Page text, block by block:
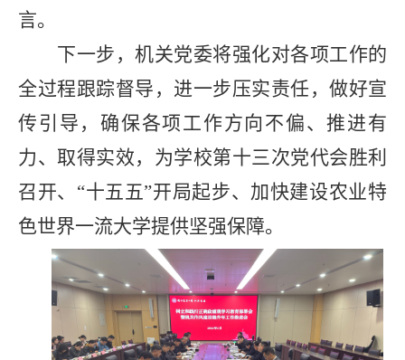
言。
下一步，机关党委将强化对各项工作的
全过程跟踪督导，进一步压实责任，做好宣
传引导，确保各项工作方向不偏、推进有
力、取得实效，为学校第十三次党代会胜利
召开、“十五五”开局起步、加快建设农业特
色世界一流大学提供坚强保障。